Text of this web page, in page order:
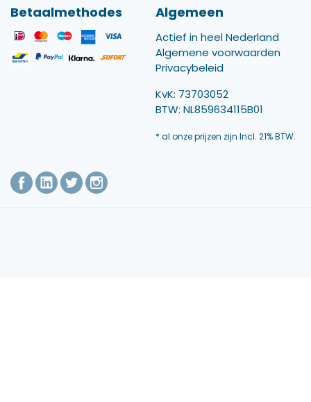
Betaalmethodes Algemeen
Actief in heel Nederland
Algemene voorwaarden
Privacybeleid
KvK: 73703052
BTW: NL859634115B01
* al onze prijzen zijn Incl. 21% BTW.